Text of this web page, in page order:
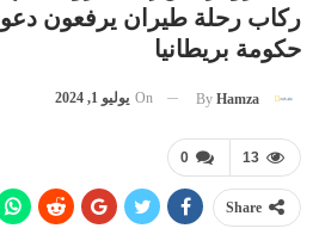
ركاب رحلة طيران يرفعون
حكومة بريطانيا
By Hamza
On يوليو 1, 2024
0 13
Share